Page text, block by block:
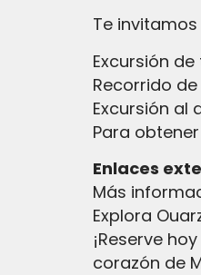
Te
Excursión
Recorrido
Excursión al
Para
Enlaces
Más
Explora
¡Reserve
corazón de